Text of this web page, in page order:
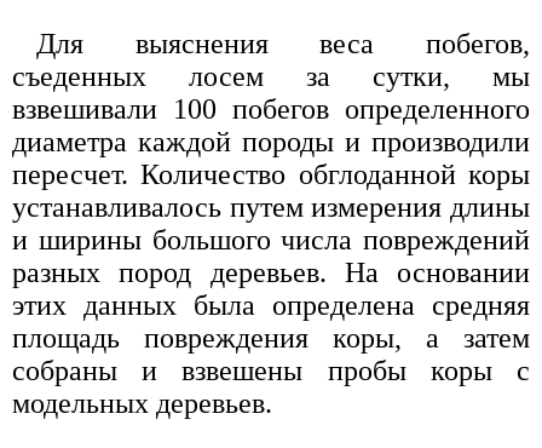
Для выяснения веса побегов,
съеденных лосем за сутки, мы
взвешивали 100 побегов определенного
диаметра каждой породы и производили
пересчет. Количество обглоданной коры
устанавливалось путем измерения длины
и ширины большого числа повреждений
разных пород деревьев. На основании
этих данных была определена средняя
площадь повреждения коры, а затем
собраны и взвешены пробы коры с
модельных деревьев.